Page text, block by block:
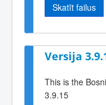
Skatīt failus
Versija
This is the
3.9.15